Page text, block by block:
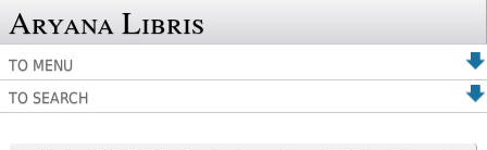
Aryana Libris
TO MENU
TO SEARCH